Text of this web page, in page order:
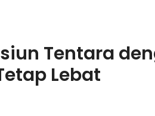
Tentara
Lebat